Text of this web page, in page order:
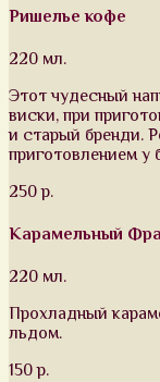
Ришелье кофе
220 мл.
Этот чудесный
виски, при
и старый бренди.
приготовлением у
250 р.
Карамельный
220 мл.
Прохладный
льдом.
150 р.